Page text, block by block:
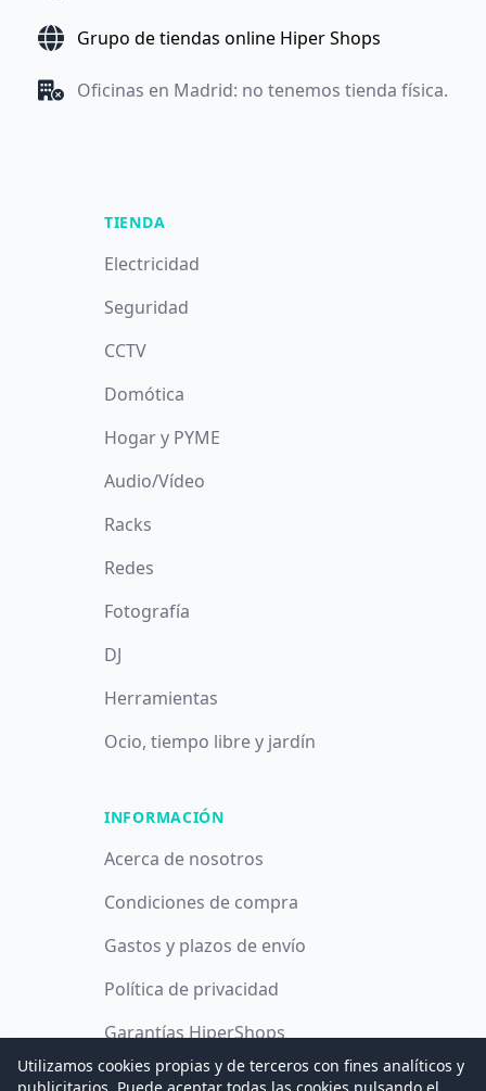
Grupo de tiendas online Hiper Shops
Oficinas en Madrid: no tenemos tienda física.
TIENDA
Electricidad
Seguridad
CCTV
Domótica
Hogar y PYME
Audio/Vídeo
Racks
Redes
Fotografía
DJ
Herramientas
Ocio, tiempo libre y jardín
INFORMACIÓN
Acerca de nosotros
Condiciones de compra
Gastos y plazos de envío
Política de privacidad
Garantías HiperShops
Política de cookies
Utilizamos cookies propias y de terceros con fines analíticos y